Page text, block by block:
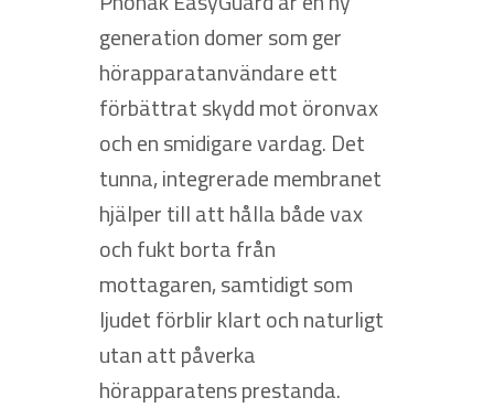
generation domer som ger
hörapparatanvändare ett
förbättrat skydd mot öronvax
och en smidigare vardag. Det
tunna, integrerade membranet
hjälper till att hålla både vax
och fukt borta från
mottagaren, samtidigt som
ljudet förblir klart och naturligt
utan att påverka
hörapparatens prestanda.